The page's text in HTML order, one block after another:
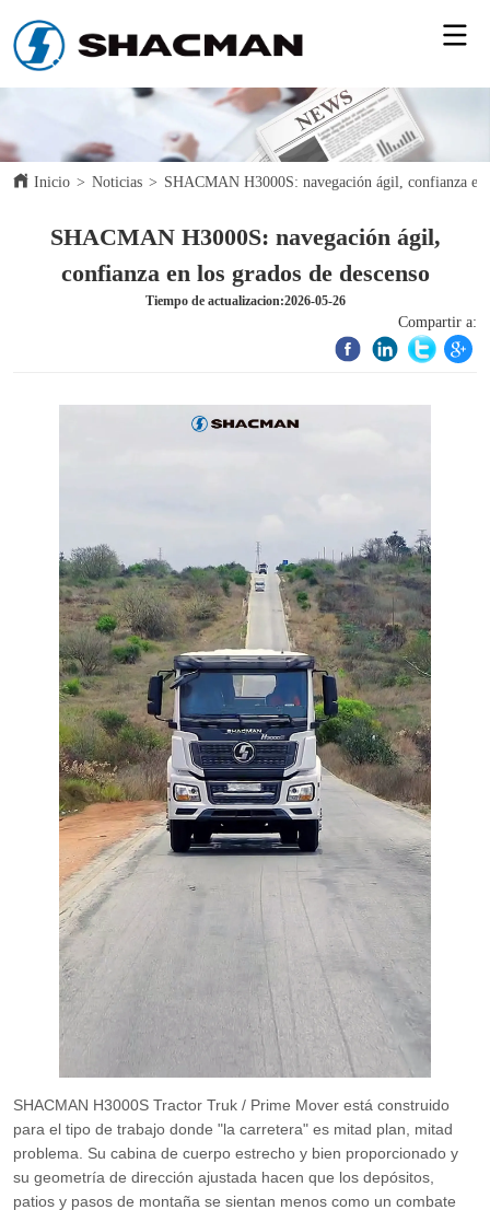
Inicio > Noticias > SHACMAN H3000S: navegación ágil, confianza en
SHACMAN H3000S: navegación ágil,
confianza en los grados de descenso
Tiempo de actualizacion:2026-05-26
Compartir a: